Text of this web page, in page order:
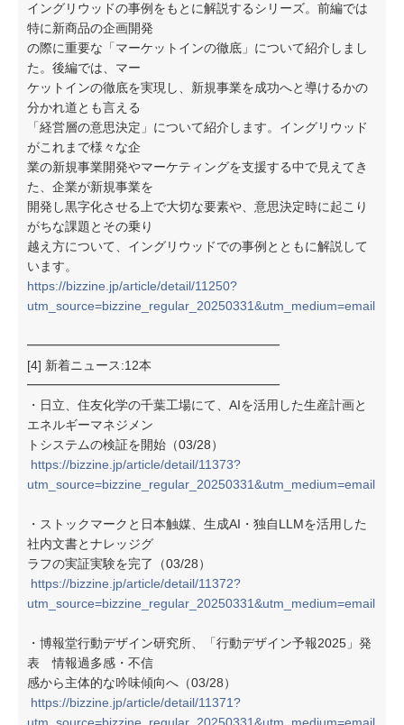
イングリウッドの事例をもとに解説するシリーズ。前編では
特に新商品の企画開発
の際に重要な「マーケットインの徹底」について紹介しまし
た。後編では、マー
ケットインの徹底を実現し、新規事業を成功へと導けるかの
分かれ道とも言える
「経営層の意思決定」について紹介します。イングリウッド
がこれまで様々な企
業の新規事業開発やマーケティングを支援する中で見えてき
た、企業が新規事業を
開発し黒字化させる上で大切な要素や、意思決定時に起こり
がちな課題とその乗り
越え方について、イングリウッドでの事例とともに解説して
います。
https://bizzine.jp/article/detail/11250?
utm_source=bizzine_regular_20250331&utm_medium=email
━━━━━━━━━━━━━━━━━━━━
[4] 新着ニュース:12本
━━━━━━━━━━━━━━━━━━━━
・日立、住友化学の千葉工場にて、AIを活用した生産計画と
エネルギーマネジメン
トシステムの検証を開始（03/28）
https://bizzine.jp/article/detail/11373?
utm_source=bizzine_regular_20250331&utm_medium=email
・ストックマークと日本触媒、生成AI・独自LLMを活用した
社内文書とナレッジグ
ラフの実証実験を完了（03/28）
https://bizzine.jp/article/detail/11372?
utm_source=bizzine_regular_20250331&utm_medium=email
・博報堂⾏動デザイン研究所、「行動デザイン予報2025」発
表 情報過多感・不信
感から主体的な吟味傾向へ（03/28）
https://bizzine.jp/article/detail/11371?